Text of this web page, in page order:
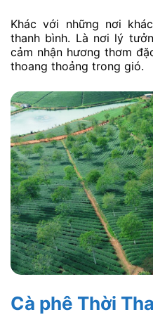
Khác với những nơi
thanh bình. Là nơi lý
cảm nhận hương thơm
thoang thoảng trong gió.
Cà phê Thời